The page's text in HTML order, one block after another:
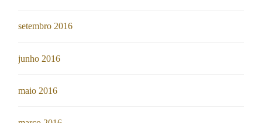
setembro 2016
junho 2016
maio 2016